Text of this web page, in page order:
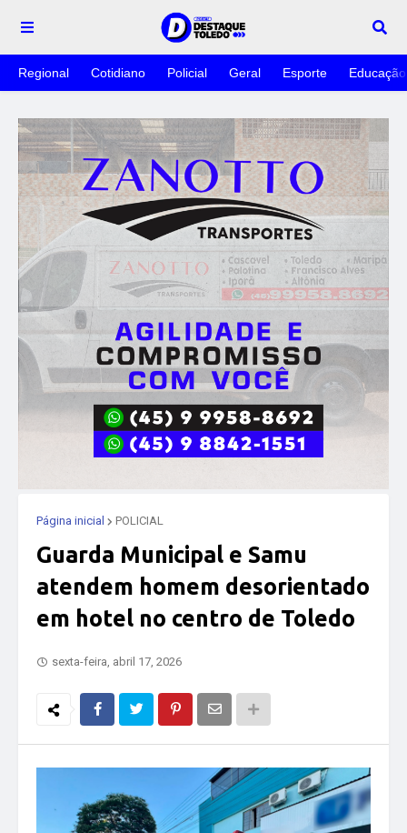
Regional Cotidiano Policial Geral Esporte Educação
Página inicial POLICIAL
Guarda Municipal e Samu
atendem homem desorientado
em hotel no centro de Toledo
sexta-feira, abril 17, 2026